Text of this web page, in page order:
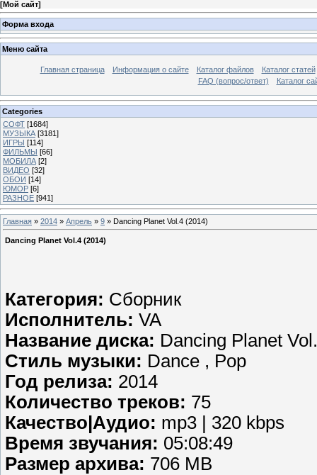
[Мой сайт]
Форма входа
Меню сайта
Главная страница Информация о сайте Каталог файлов
Каталог статей
FAQ (вопрос/ответ)
Каталог
Categories
СОФТ [1684]
МУЗЫКА [3181]
ИГРЫ [114]
ФИЛЬМЫ [66]
МОБИЛА [2]
ВИДЕО [32]
ОБОИ [14]
ЮМОР [6]
РАЗНОЕ [941]
Главная » 2014 » Апрель » 9 » Dancing Planet Vol.4 (2014)
Dancing Planet Vol.4 (2014)
Категория: Сборник
Исполнитель: VA
Название диска: Dancing Planet
Стиль музыки: Dance , Pop
Год релиза: 2014
Количество треков: 75
Качество|Аудио: mp3 | 320 kbps
Время звучания: 05:08:49
Размер архива: 706 MB